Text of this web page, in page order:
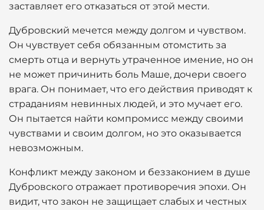
заставляет его отказаться от этой мести.
Дубровский мечется между долгом и чувством.
Он чувствует себя обязанным отомстить за
смерть отца и вернуть утраченное имение, но он
не может причинить боль Маше, дочери своего
врага. Он понимает, что его действия приводят к
страданиям невинных людей, и это мучает его.
Он пытается найти компромисс между своими
чувствами и своим долгом, но это оказывается
невозможным.
Конфликт между законом и беззаконием в душе
Дубровского отражает противоречия эпохи. Он
видит, что закон не защищает слабых и честных